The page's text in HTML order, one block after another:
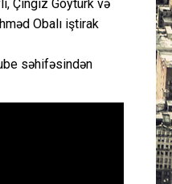
Çingiz Göytürk və
Obalı iştirak
səhifəsindən